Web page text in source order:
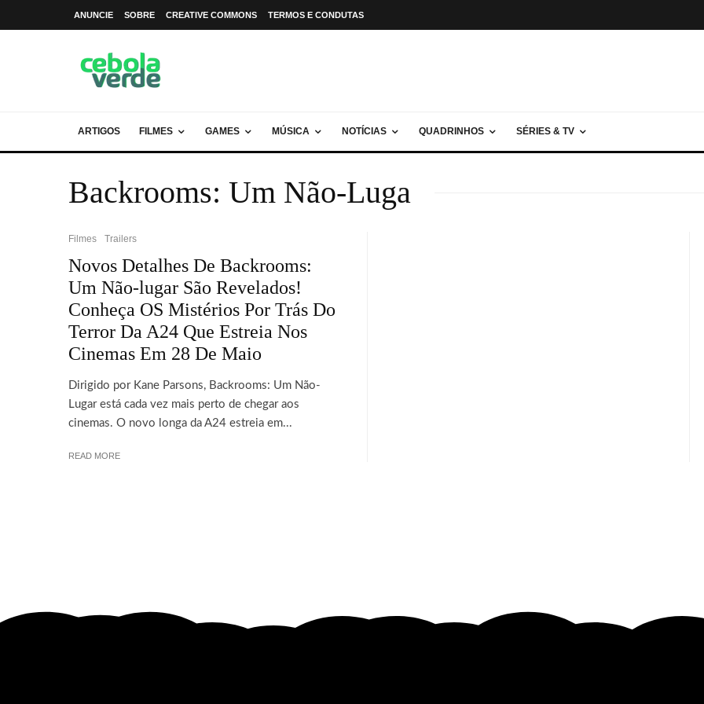
ANUNCIE SOBRE CREATIVE COMMONS TERMOS E CONDUTAS
ARTIGOS FILMES GAMES MÚSICA NOTÍCIAS QUADRINHOS SÉRIES & TV
Backrooms: Um Não-Luga
Filmes Trailers
Novos Detalhes De Backrooms:
Um Não-lugar São Revelados!
Conheça OS Mistérios Por Trás Do
Terror Da A24 Que Estreia Nos
Cinemas Em 28 De Maio
Dirigido por Kane Parsons, Backrooms: Um Não-
Lugar está cada vez mais perto de chegar aos
cinemas. O novo longa da A24 estreia em...
READ MORE